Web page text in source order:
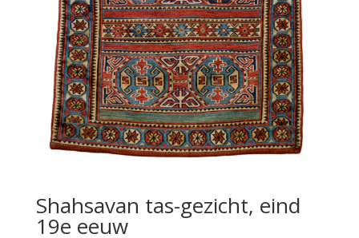
Shahsavan tas-gezicht, eind
19e eeuw